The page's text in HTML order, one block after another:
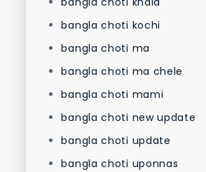
bangla choti kochi
bangla choti ma
bangla choti ma chele
bangla choti mami
bangla choti new update
bangla choti update
bangla choti uponnas